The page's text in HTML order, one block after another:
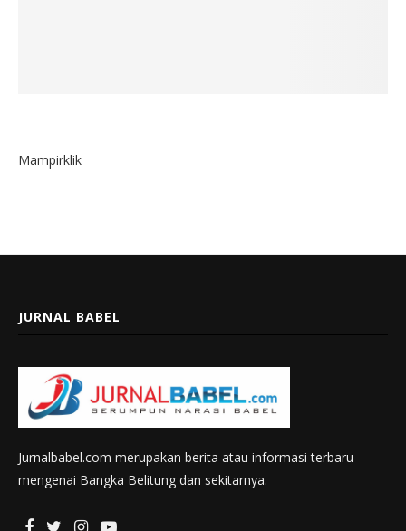
Mampirklik
JURNAL BABEL
Jurnalbabel.com merupakan berita atau informasi terbaru
mengenai Bangka Belitung dan sekitarnya.